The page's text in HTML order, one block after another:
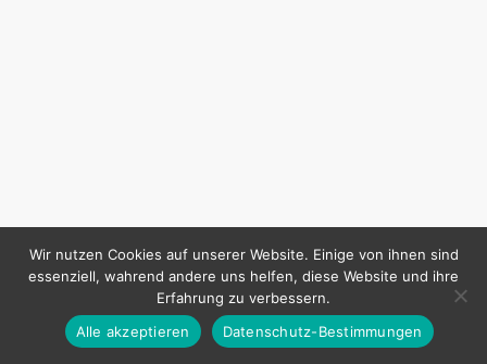
Wir nutzen Cookies auf unserer Website. Einige von ihnen sind
essenziell, wahrend andere uns helfen, diese Website und ihre
Erfahrung zu verbessern.
Alle akzeptieren
Datenschutz-Bestimmungen